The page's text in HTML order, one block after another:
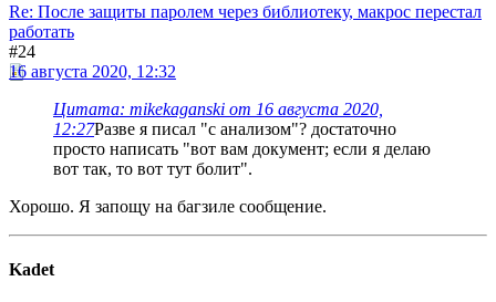
Re: После защиты паролем через библиотеку, макрос перестал
работать
#24
16 августа 2020, 12:32
Цитата: mikekaganski от 16 августа 2020,
12:27Разве я писал "с анализом"? достаточно
просто написать "вот вам документ; если я делаю
вот так, то вот тут болит".
Хорошо. Я запощу на багзиле сообщение.
Kadet